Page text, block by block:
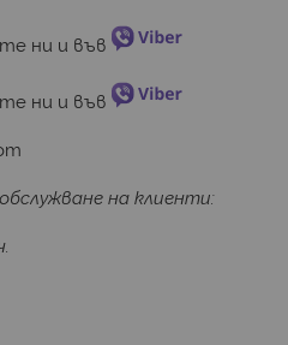
ни и във
ни и във
на клиенти: